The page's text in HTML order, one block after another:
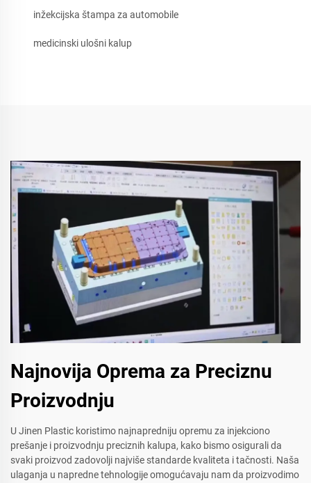
inžekcijska štampa za automobile
medicinski ulošni kalup
Najnovija Oprema za Preciznu
Proizvodnju
U Jinen Plastic koristimo najnapredniju opremu za injekciono
prešanje i proizvodnju preciznih kalupa, kako bismo osigurali da
svaki proizvod zadovolji najviše standarde kvaliteta i tačnosti. Naša
ulaganja u napredne tehnologije omogućavaju nam da proizvodimo